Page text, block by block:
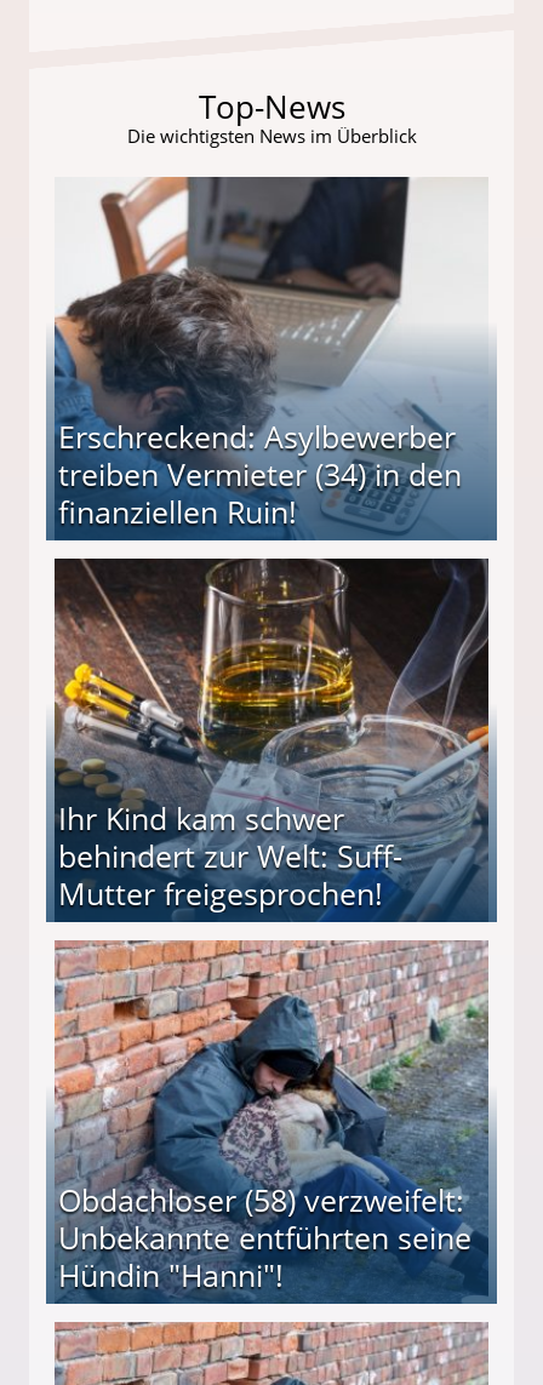
Top-News
Die wichtigsten News im Überblick
Erschreckend: Asylbewerber
treiben Vermieter (34) in den
finanziellen Ruin!
(34) in den finanziellen Ruin!
Ihr Kind kam schwer
behindert zur Welt: Suff-
Mutter freigesprochen!
Mutter freigesprochen!
Obdachloser (58) verzweifelt:
Unbekannte entführten seine
Hündin "Hanni"!
entführten seine Hündin "Hanni"!